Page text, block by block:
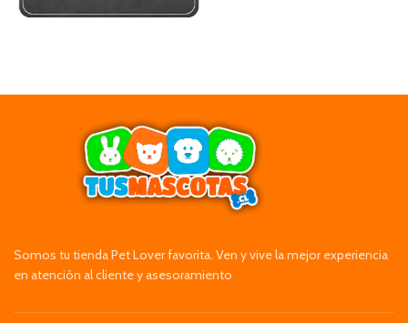
Somos tu tienda Pet Lover favorita. Ven y vive la mejor experiencia
en atención al cliente y asesoramiento